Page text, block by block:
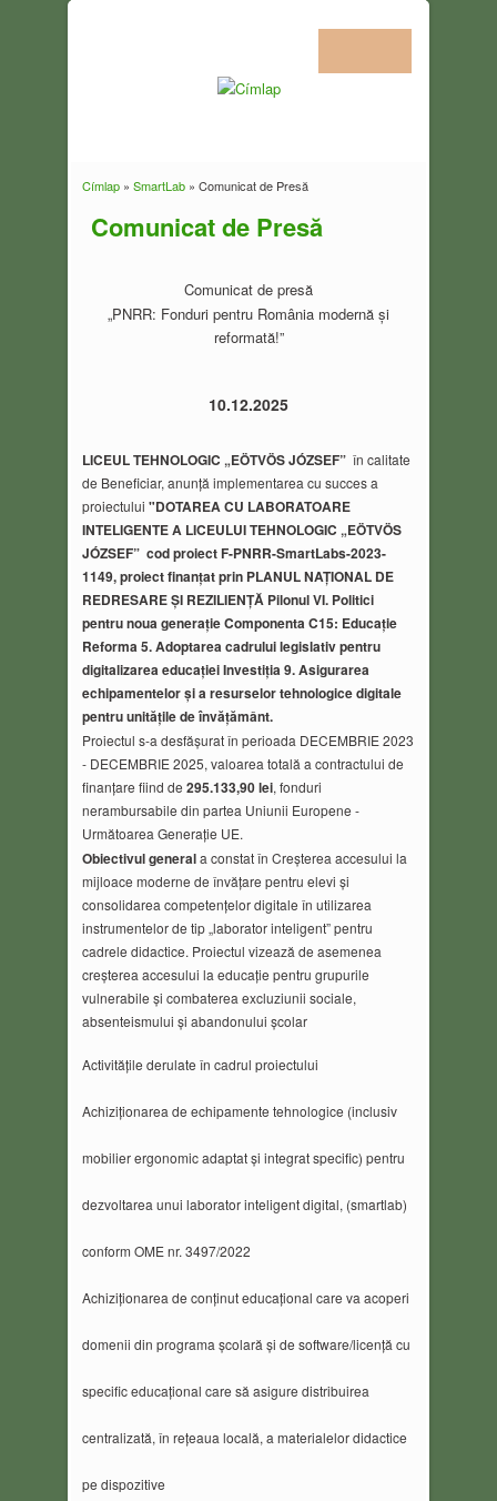
Címlap» SmartLab» Comunicat de Presă
Comunicat de Presă
Comunicat de presă
„PNRR: Fonduri pentru România modernă și
reformată!”
10.12.2025
LICEUL TEHNOLOGIC „EÖTVÖS JÓZSEF” în calitate
de Beneficiar, anunță implementarea cu succes a
proiectului "DOTAREA CU LABORATOARE
INTELIGENTE A LICEULUI TEHNOLOGIC „EÖTVÖS
JÓZSEF” cod proiect F-PNRR-SmartLabs-2023-
1149, proiect finanțat prin PLANUL NAȚIONAL DE
REDRESARE ȘI REZILIENȚĂ Pilonul VI. Politici
pentru noua generație Componenta C15: Educație
Reforma 5. Adoptarea cadrului legislativ pentru
digitalizarea educației Investiția 9. Asigurarea
echipamentelor și a resurselor tehnologice digitale
pentru unitățile de învățământ.
Proiectul s-a desfășurat în perioada DECEMBRIE 2023
- DECEMBRIE 2025, valoarea totală a contractului de
finanțare fiind de 295.133,90 lei, fonduri
nerambursabile din partea Uniunii Europene -
Următoarea Generație UE.
Obiectivul generala constat în Creșterea accesului la
mijloace moderne de învățare pentru elevi și
consolidarea competențelor digitale în utilizarea
instrumentelor de tip „laborator inteligent” pentru
cadrele didactice. Proiectul vizează de asemenea
creșterea accesului la educație pentru grupurile
vulnerabile și combaterea excluziunii sociale,
absenteismului și abandonului școlar
Activitățile derulate în cadrul proiectului
Achiziționarea de echipamente tehnologice (inclusiv
mobilier ergonomic adaptat și integrat specific) pentru
dezvoltarea unui laborator inteligent digital, (smartlab)
conform OME nr. 3497/2022
Achiziționarea de conținut educațional care va acoperi
domenii din programa școlară și de software/licență cu
specific educațional care să asigure distribuirea
centralizată, în rețeaua locală, a materialelor didactice
pe dispozitive